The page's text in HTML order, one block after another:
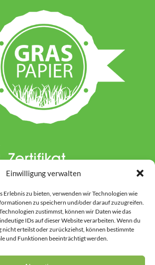
Einwilligung verwalten
Erlebnis zu bieten, verwenden wir Technologien wie
zu speichern und/oder darauf zuzugreifen.
zustimmst, können wir Daten wie das
IDs auf dieser Website verarbeiten. Wenn du
nicht erteilst oder zurückziehst, können bestimmte
und Funktionen beeinträchtigt werden.
werden einzelne Inhalte unter Einsatz von KI-
vorbereitet oder gestaltet. Dies kann Textinhalte
alle Inhalte durch uns kontrolliert, überarbeitet